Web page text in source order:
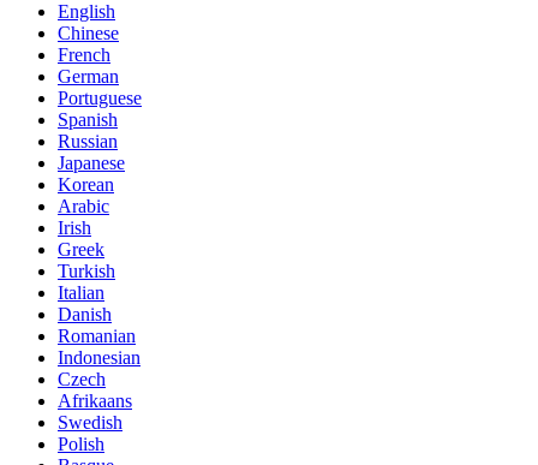
English
Chinese
French
German
Portuguese
Spanish
Russian
Japanese
Korean
Arabic
Irish
Greek
Turkish
Italian
Danish
Romanian
Indonesian
Czech
Afrikaans
Swedish
Polish